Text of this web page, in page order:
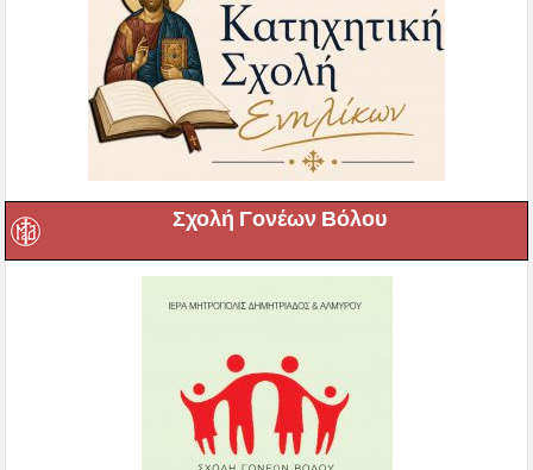
Σχολή Γονέων Βόλου